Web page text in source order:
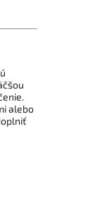
alebo